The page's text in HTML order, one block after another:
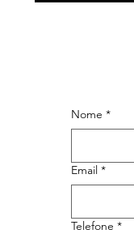
Nome *
Email *
Telefone *